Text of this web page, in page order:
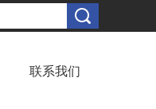
联系我们